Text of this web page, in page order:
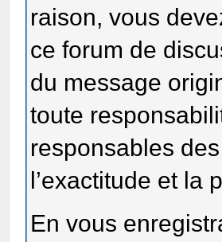
raison, vous
ce forum de
du message
toute
responsables
l’exactitude et la
En vous